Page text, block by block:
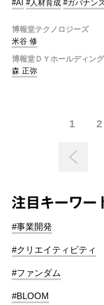
#AI #人材育成 #ガバナン
博報堂テクノロジーズ
米谷 修
博報堂ＤＹホールディン
森 正弥
1 2
注目キーワー
#事業開発
#クリエイティビティ
#ファンダム
#BLOOM